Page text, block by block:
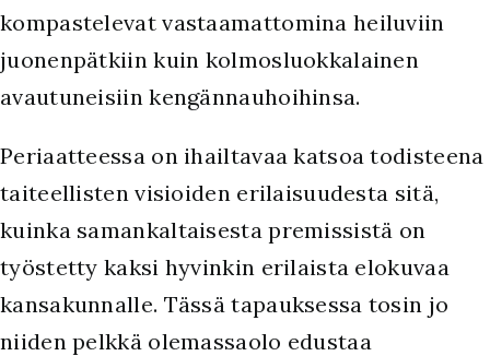
kompastelevat vastaamattomina heiluviin
juonenpätkiin kuin kolmosluokkalainen
avautuneisiin kengännauhoihinsa.
Periaatteessa on ihailtavaa katsoa todisteena
taiteellisten visioiden erilaisuudesta sitä,
kuinka samankaltaisesta premissistä on
työstetty kaksi hyvinkin erilaista elokuvaa
kansakunnalle. Tässä tapauksessa tosin jo
niiden pelkkä olemassaolo edustaa